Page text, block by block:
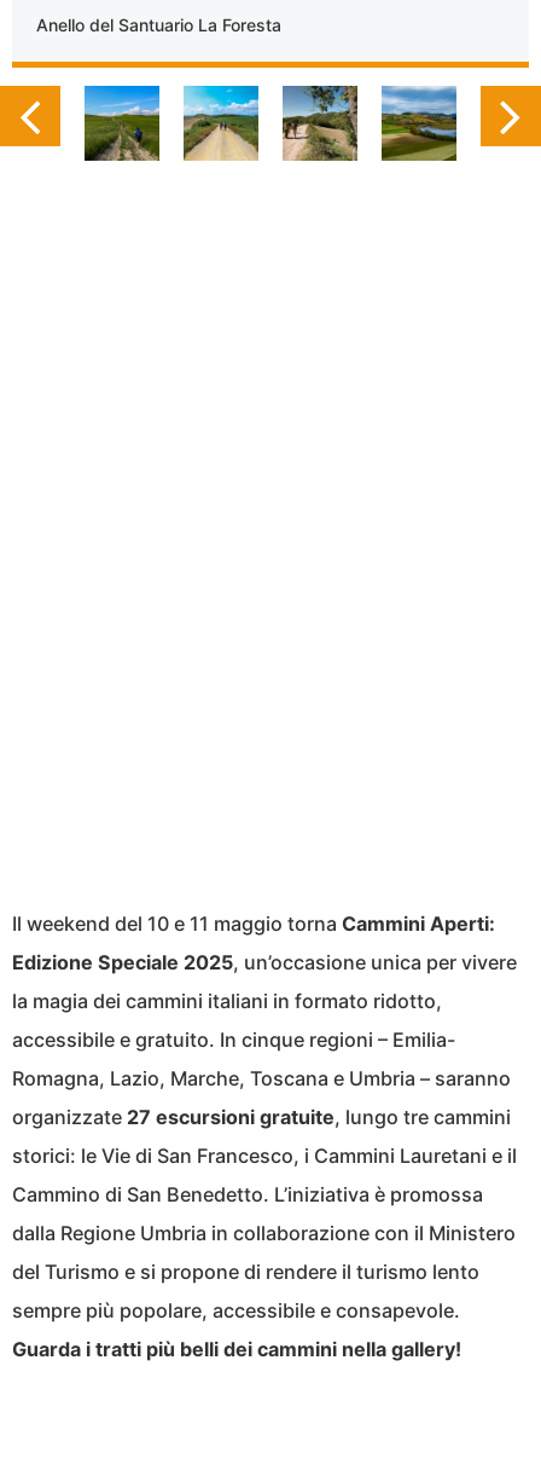
Anello del Santuario La Foresta
Il weekend del 10 e 11 maggio torna Cammini Aperti:
Edizione Speciale 2025, un’occasione unica per vivere
la magia dei cammini italiani in formato ridotto,
accessibile e gratuito. In cinque regioni – Emilia-
Romagna, Lazio, Marche, Toscana e Umbria – saranno
organizzate 27 escursioni gratuite, lungo tre cammini
storici: le Vie di San Francesco, i Cammini Lauretani e il
Cammino di San Benedetto. L’iniziativa è promossa
dalla Regione Umbria in collaborazione con il Ministero
del Turismo e si propone di rendere il turismo lento
sempre più popolare, accessibile e consapevole.
Guarda i tratti più belli dei cammini nella gallery!